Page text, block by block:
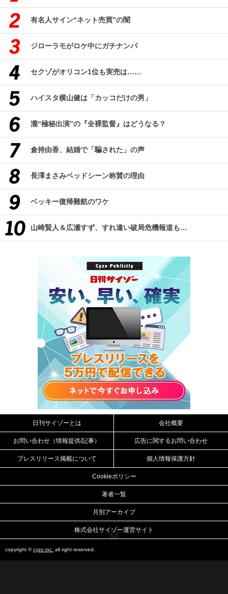
有名人サイン“ネット売買”の闇
ジローラモがロケ中にガチナンパ
セクゾがオリコン1位も実売は……
ハイスタ横山健は「カッコだけの男」
瀧“極秘出演”の『全裸監督』はどうなる？
倉持由香、結婚で「騙された」の声
長澤まさみベッドシーン称賛の理由
ベッキー復帰難航のワケ
山崎賢人＆広瀬すず、すれ違い破局危機報道も…
日刊サイゾーとは 会社概要
お問い合わせ（情報提供/記事） 広告に関するお問い合わせ
プレスリリース掲載について 個人情報保護方針
Cookieポリシー
著者一覧
月別アーカイブ
株式会社サイゾー運営サイト
copyright ©cyzo inc. all right reserved.